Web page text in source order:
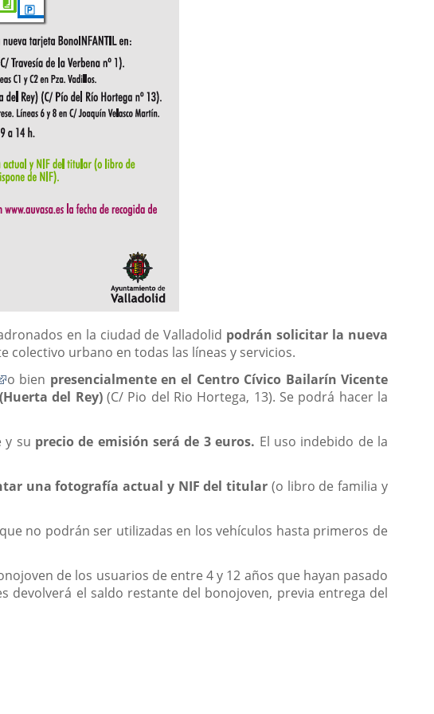
en la ciudad de Valladolid podrán solicitar la nueva
urbano en todas las líneas y servicios.
Enlace
a
externa.
o bien presencialmente en el Centro Cívico Bailarín Vicente
del Rey)(C/ Pio del Rio Hortega, 13). Se podrá hacer la
y su precio de emisión será de 3 euros. El uso indebido de la
una fotografía actual y NIF del titular (o libro de familia y
no podrán ser utilizadas en los vehículos hasta primeros de
de los usuarios de entre 4 y 12 años que hayan pasado
devolverá el saldo restante del bonojoven, previa entrega del